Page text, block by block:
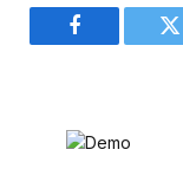
Facebook